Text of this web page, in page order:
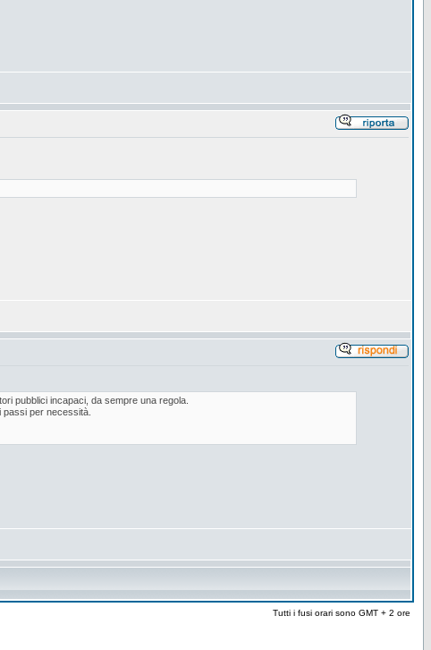
pubblici incapaci, da sempre una regola.
per necessità.
Tutti i fusi orari sono GMT + 2 ore